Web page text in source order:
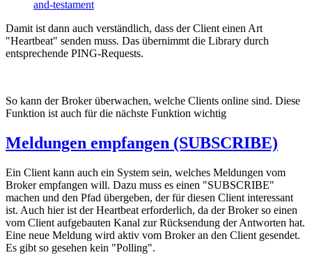
and-testament
Damit ist dann auch verständlich, dass der Client einen Art
"Heartbeat" senden muss. Das übernimmt die Library durch
entsprechende PING-Requests.
So kann der Broker überwachen, welche Clients online sind. Diese
Funktion ist auch für die nächste Funktion wichtig
Meldungen empfangen (SUBSCRIBE)
Ein Client kann auch ein System sein, welches Meldungen vom
Broker empfangen will. Dazu muss es einen "SUBSCRIBE"
machen und den Pfad übergeben, der für diesen Client interessant
ist. Auch hier ist der Heartbeat erforderlich, da der Broker so einen
vom Client aufgebauten Kanal zur Rücksendung der Antworten hat.
Eine neue Meldung wird aktiv vom Broker an den Client gesendet.
Es gibt so gesehen kein "Polling".